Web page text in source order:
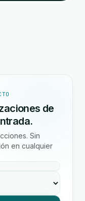
de
Sin
en cualquier